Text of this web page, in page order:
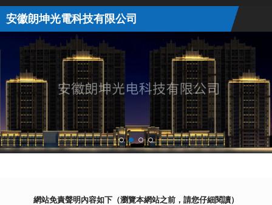
安徽朗坤光電科技有限公司
網站免責聲明內容如下（瀏覽本網站之前，請您仔細閱讀）